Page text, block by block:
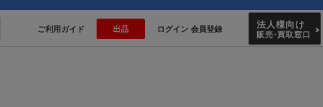
ご利用ガイド 出品 ログイン 会員登録 法人様向け
販売・買取窓口